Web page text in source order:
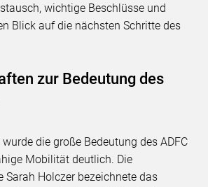
wichtige Beschlüsse und
Blick auf die nächsten Schritte des
zur Bedeutung des
wurde die große Bedeutung des ADFC
Mobilität deutlich. Die
Sarah Holczer bezeichnete das